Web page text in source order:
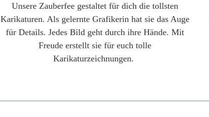
Unsere Zauberfee gestaltet für dich die tollsten
Karikaturen. Als gelernte Grafikerin hat sie das Auge
für Details. Jedes Bild geht durch ihre Hände. Mit
Freude erstellt sie für euch tolle
Karikaturzeichnungen.